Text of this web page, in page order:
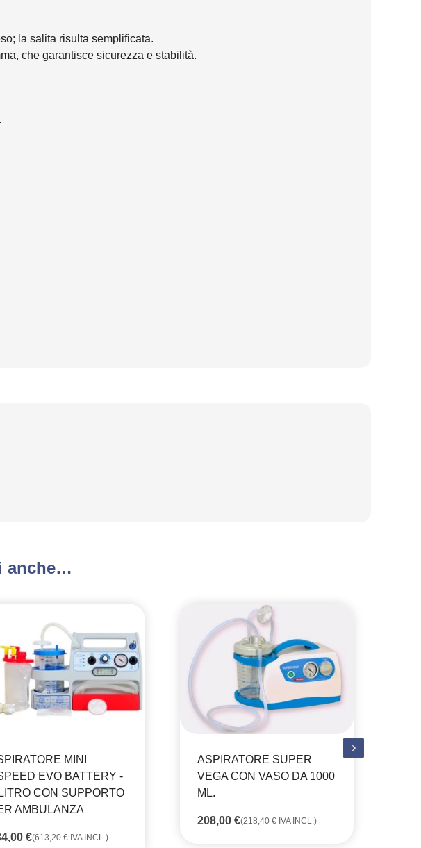
la salita risulta semplificata.
che garantisce sicurezza e stabilità.
anche…
MINI
EVO BATTERY -
CON SUPPORTO
AMBULANZA
€(613,20 € IVA INCL.)
ASPIRATORE SUPER
VEGA CON VASO DA 1000
ML.
208,00 €(218,40 € IVA INCL.)